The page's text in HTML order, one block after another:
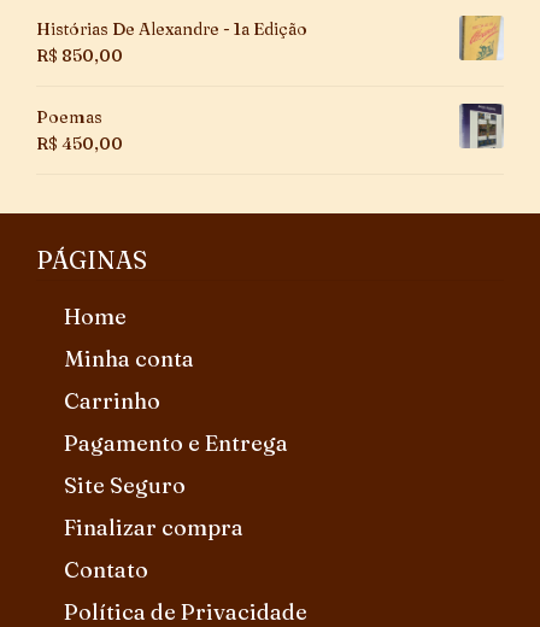
Histórias De Alexandre - 1a Edição
R$ 850,00
Poemas
R$ 450,00
PÁGINAS
Home
Minha conta
Carrinho
Pagamento e Entrega
Site Seguro
Finalizar compra
Contato
Política de Privacidade